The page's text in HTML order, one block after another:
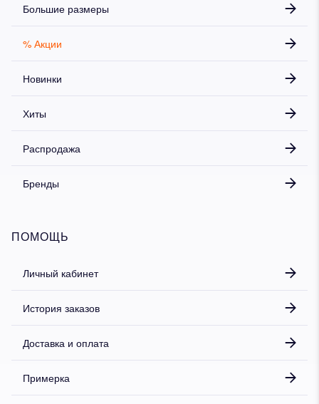
Большие размеры
% Акции
Новинки
Хиты
Распродажа
Бренды
ПОМОЩЬ
Личный кабинет
История заказов
Доставка и оплата
Примерка